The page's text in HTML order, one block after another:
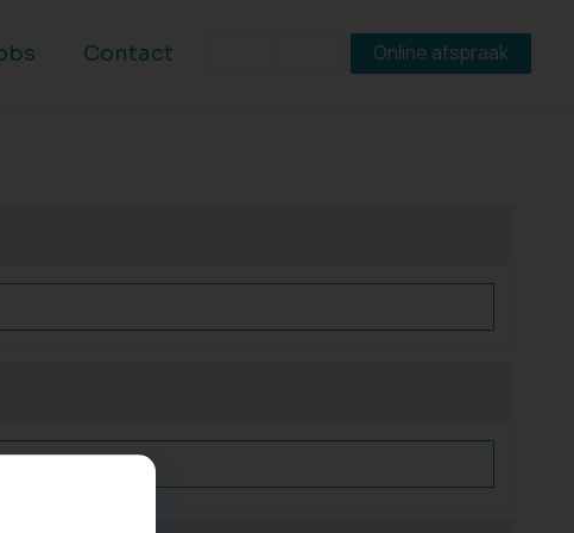
Contact Online afspraak